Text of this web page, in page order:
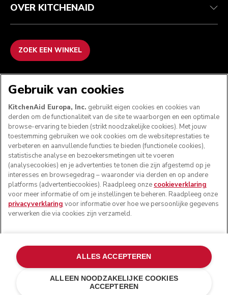
OVER KITCHENAID
ZOEK EEN WINKEL
VOLG ONS
© KitchenAid 2026 - Alle rechten voorbehouden.
KitchenAid en het design van de keukenrobot zijn
handelsmerken in de Verenigde Staten en andere landen.
Mijn cookies beheren Privacyverklaring
Gebruik van cookies
KitchenAid Europa, Inc. gebruikt eigen cookies en cookies van
derden om de functionaliteit van de site te waarborgen en een optimale
browse-ervaring te bieden (strikt noodzakelijke cookies). Met jouw
toestemming gebruiken we ook cookies om de websiteprestaties te
verbeteren en aanvullende functies te bieden (functionele cookies),
statistische analyse en bezoekersmetingen uit te voeren
(analysecookies) en je advertenties te tonen die zijn afgestemd op je
interesses en browsegedrag – waaronder via derden en op andere
platforms (advertentiecookies). Raadpleeg onze cookieverklaring
voor meer informatie of om je instellingen te beheren. Raadpleeg onze
privacyverklaring voor informatie over hoe we persoonlijke gegevens
verwerken die via cookies zijn verzameld.
ALLEEN NOODZAKELIJKE COOKIES
ACCEPTEREN
ALLES ACCEPTEREN